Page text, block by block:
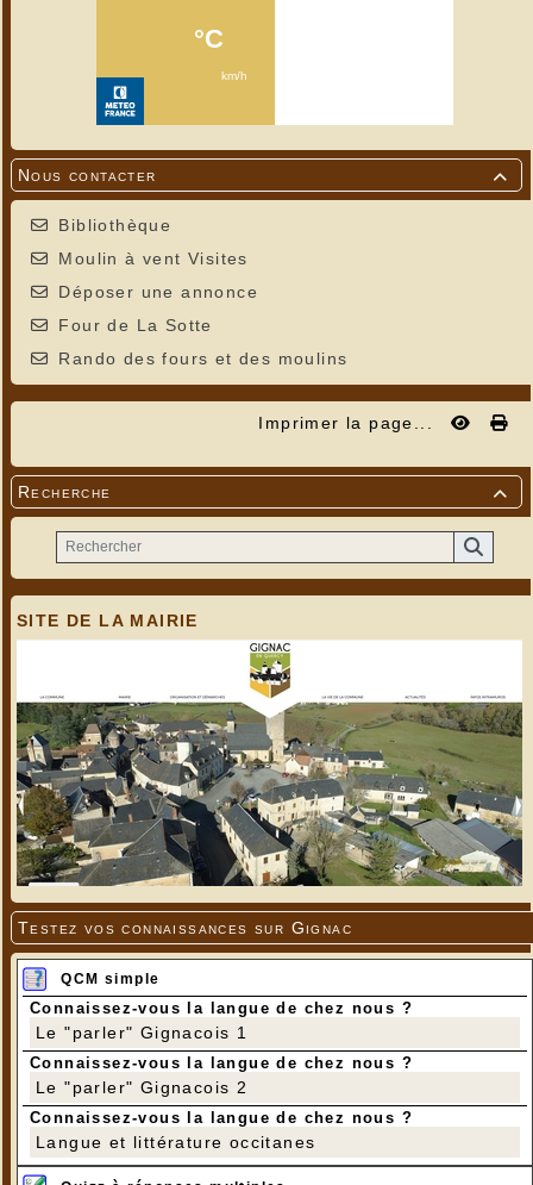

Nous contacter
Bibliothèque
Moulin à vent Visites
Déposer une annonce
Four de La Sotte
Rando des fours et des moulins
Imprimer la page...

Recherche
SITE DE LA MAIRIE
Testez vos connaissances sur Gignac
QCM simple
Connaissez-vous la langue de chez nous ?
Le "parler" Gignacois 1
Connaissez-vous la langue de chez nous ?
Le "parler" Gignacois 2
Connaissez-vous la langue de chez nous ?
Langue et littérature occitanes